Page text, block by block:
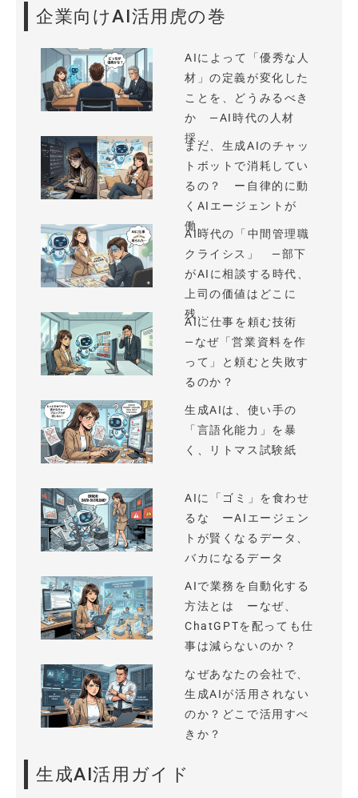
企業向けAI活用虎の巻
AIによって「優秀な人
材」の定義が変化した
ことを、どうみるべき
か —AI時代の人材
採...
まだ、生成AIのチャッ
トボットで消耗してい
るの？ ー自律的に動
くAIエージェントが
働...
AI時代の「中間管理職
クライシス」 —部下
がAIに相談する時代、
上司の価値はどこに
残...
AIに仕事を頼む技術
—なぜ「営業資料を作
って」と頼むと失敗す
るのか？
生成AIは、使い手の
「言語化能力」を暴
く、リトマス試験紙
AIに「ゴミ」を食わせ
るな ーAIエージェン
トが賢くなるデータ、
バカになるデータ
AIで業務を自動化する
方法とは ーなぜ、
ChatGPTを配っても仕
事は減らないのか？
なぜあなたの会社で、
生成AIが活用されない
のか？どこで活用すべ
きか？
生成AI活用ガイド